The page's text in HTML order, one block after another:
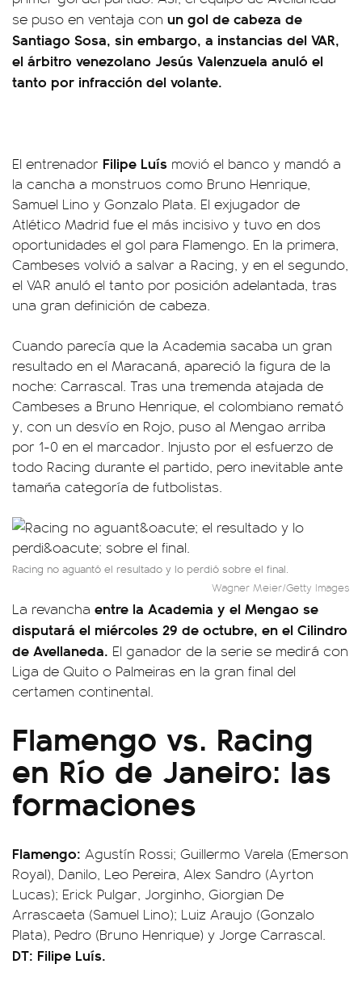
se puso en ventaja con un gol de cabeza de
Santiago Sosa, sin embargo, a instancias del VAR,
el árbitro venezolano Jesús Valenzuela anuló el
tanto por infracción del volante.
El entrenador Filipe Luís movió el banco y mandó a
la cancha a monstruos como Bruno Henrique,
Samuel Lino y Gonzalo Plata. El exjugador de
Atlético Madrid fue el más incisivo y tuvo en dos
oportunidades el gol para Flamengo. En la primera,
Cambeses volvió a salvar a Racing, y en el segundo,
el VAR anuló el tanto por posición adelantada, tras
una gran definición de cabeza.
Cuando parecía que la Academia sacaba un gran
resultado en el Maracaná, apareció la figura de la
noche: Carrascal. Tras una tremenda atajada de
Cambeses a Bruno Henrique, el colombiano remató
y, con un desvío en Rojo, puso al Mengao arriba
por 1-0 en el marcador. Injusto por el esfuerzo de
todo Racing durante el partido, pero inevitable ante
tamaña categoría de futbolistas.
Racing no aguantó el resultado y lo perdió sobre el final.
Wagner Meier/Getty Images
La revancha entre la Academia y el Mengao se
disputará el miércoles 29 de octubre, en el Cilindro
de Avellaneda. El ganador de la serie se medirá con
Liga de Quito o Palmeiras en la gran final del
certamen continental.
Flamengo vs. Racing
en Río de Janeiro: las
formaciones
Flamengo: Agustín Rossi; Guillermo Varela (Emerson
Royal), Danilo, Leo Pereira, Alex Sandro (Ayrton
Lucas); Erick Pulgar, Jorginho, Giorgian De
Arrascaeta (Samuel Lino); Luiz Araujo (Gonzalo
Plata), Pedro (Bruno Henrique) y Jorge Carrascal.
DT: Filipe Luís.